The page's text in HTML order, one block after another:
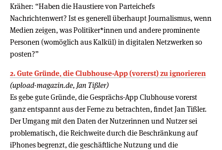
Kräher: “Haben die Haustiere von Parteichefs
Nachrichtenwert? Ist es generell überhaupt Journalismus, wenn
Medien zeigen, was Politiker*innen und andere prominente
Personen (womöglich aus Kalkül) in digitalen Netzwerken so
posten?”
2. Gute Gründe, die Clubhouse-App (vorerst) zu ignorieren
(upload-magazin.de, Jan Tißler)
Es gebe gute Gründe, die Gesprächs-App Clubhouse vorerst
ganz entspannt aus der Ferne zu betrachten, findet Jan Tißler.
Der Umgang mit den Daten der Nutzerinnen und Nutzer sei
problematisch, die Reichweite durch die Beschränkung auf
iPhones begrenzt, die geschäftliche Nutzung und die